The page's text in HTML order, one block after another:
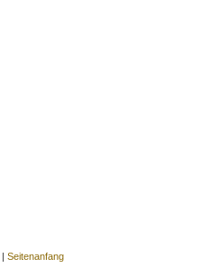
| Seitenanfang